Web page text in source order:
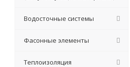
Водосточные системы
Фасонные элементы
Теплоизоляция